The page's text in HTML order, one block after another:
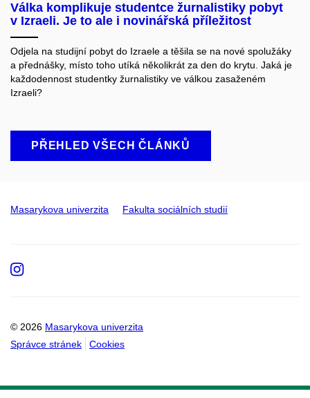
Válka komplikuje studentce žurnalistiky pobyt
v Izraeli. Je to ale i novinářská příležitost
Odjela na studijní pobyt do Izraele a těšila se na nové spolužáky
a přednášky, místo toho utíká několikrát za den do krytu. Jaká je
každodennost studentky žurnalistiky ve válkou zasaženém
Izraeli?
PŘEHLED VŠECH ČLÁNKŮ
Masarykova univerzita Fakulta sociálních studií
© 2026 Masarykova univerzita
Správce stránek
Cookies
Instagram